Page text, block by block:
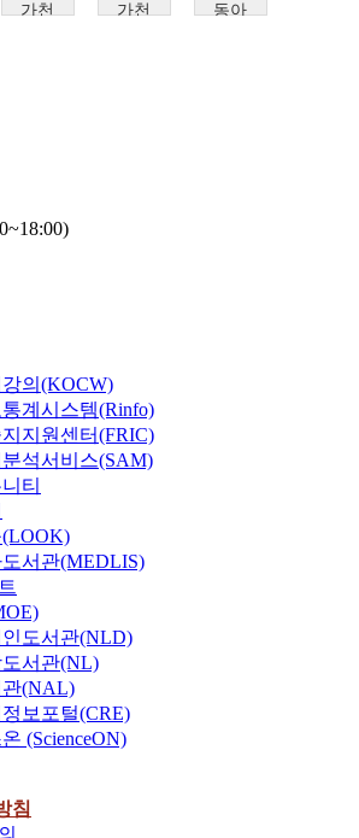
가천
가천
동아
의(KOCW)
계시스템(Rinfo)
지원센터(FRIC)
석서비스(SAM)
티
서관(MEDLIS)
도서관(NLD)
서관(NL)
(NAL)
보포털(CRE)
(ScienceON)
침